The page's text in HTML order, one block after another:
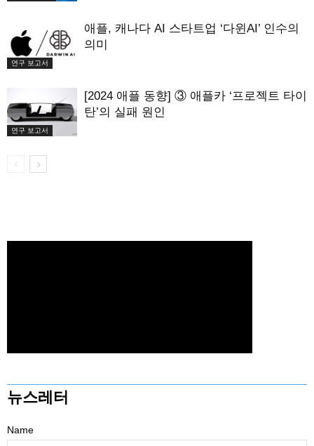
연구 보고서
애플, 캐나다 AI 스타트업 ‘다윈AI’ 인수의
의미
연구 보고서
[2024 애플 동향] ③ 애플카 ‘프로젝트 타이
탄’의 실패 원인
뉴스레터
Name